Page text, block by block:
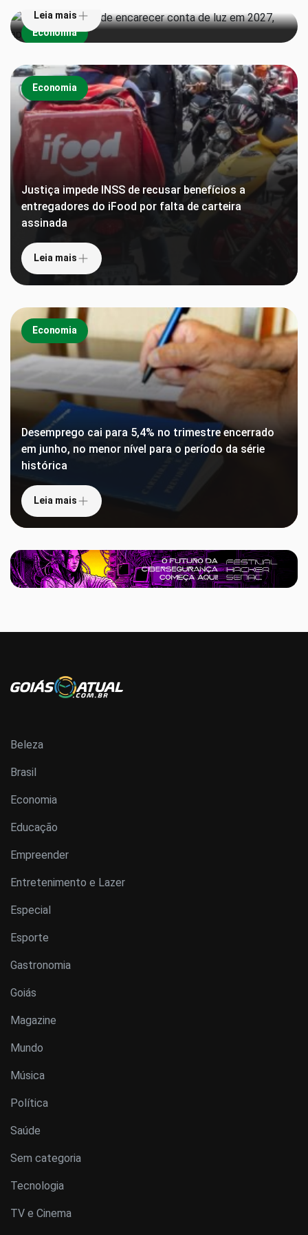
Economia
Leia mais
Economia
Justiça impede INSS de recusar benefícios a
entregadores do iFood por falta de carteira
assinada
Leia mais
Economia
Desemprego cai para 5,4% no trimestre encerrado
em junho, no menor nível para o período da série
histórica
Leia mais
Beleza
Brasil
Economia
Educação
Empreender
Entretenimento e Lazer
Especial
Esporte
Gastronomia
Goiás
Magazine
Mundo
Música
Política
Saúde
Sem categoria
Tecnologia
TV e Cinema